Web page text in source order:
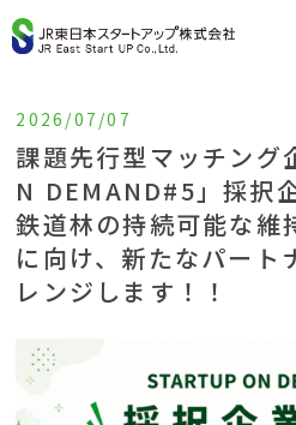
2026/07/07
課題先行型マッチング
N DEMAND#5」採択
鉄道林の持続可能な維
に向け、新たなパート
レンジします！！